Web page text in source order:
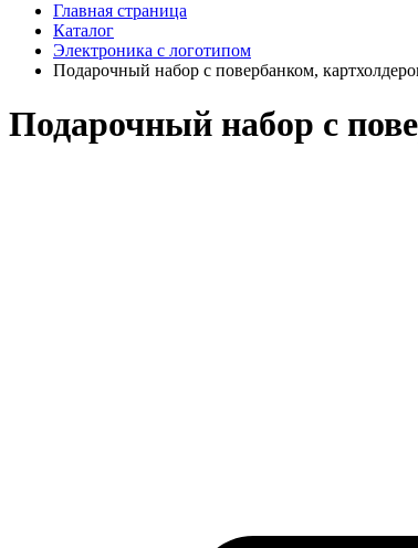
Главная страница
Каталог
Электроника с логотипом
Подарочный набор с повербанком,
Подарочный набор с